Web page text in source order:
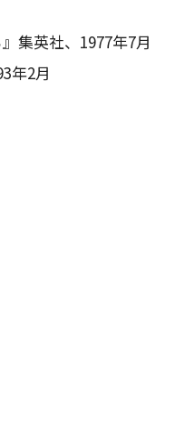
集英社、1977年7月
年2月